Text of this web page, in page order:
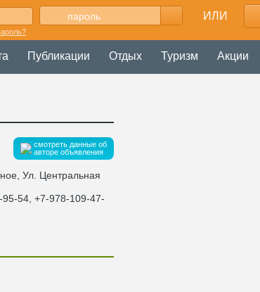
ИЛИ
Публикации Отдых Туризм Акции
смотреть данные об
авторе объявления
Ул. Центральная
54, +7-978-109-47-